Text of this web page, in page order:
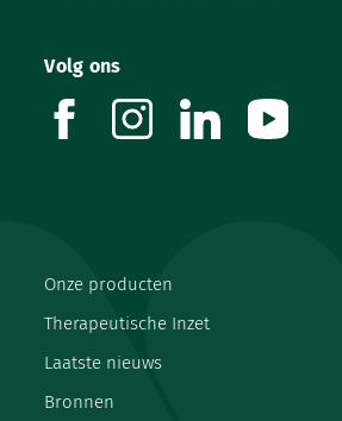
Onze producten
Therapeutische Inzet
Laatste nieuws
Bronnen
Volg ons
facebookinstagramlinkedin